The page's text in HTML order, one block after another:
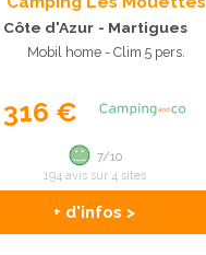
Côte d'Azur - Martigues
Mobil home - Clim 5 pers.
316 €
+ d'infos >
7/10
194 avis sur 4 sites